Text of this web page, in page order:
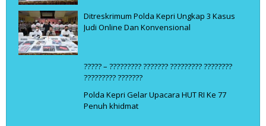
Ditreskrimum Polda Kepri Ungkap 3 Kasus
Judi Online Dan Konvensional
????? – ????????? ??????? ????????? ????????
????????? ???????
Polda Kepri Gelar Upacara HUT RI Ke 77
Penuh khidmat